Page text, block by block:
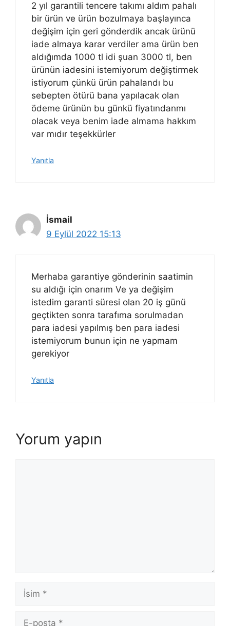
2 yıl garantili tencere takımı aldım pahalı
bir ürün ve ürün bozulmaya başlayınca
değişim için geri gönderdik ancak ürünü
iade almaya karar verdiler ama ürün ben
aldığımda 1000 tl idi şuan 3000 tl, ben
ürünün iadesini istemiyorum değiştirmek
istiyorum çünkü ürün pahalandı bu
sebepten ötürü bana yapılacak olan
ödeme ürünün bu günkü fiyatındanmı
olacak veya benim iade almama hakkım
var mıdır teşekkürler
Yanıtla
İsmail
9 Eylül 2022 15:13
Merhaba garantiye gönderinin saatimin
su aldığı için onarım Ve ya değişim
istedim garanti süresi olan 20 iş günü
geçtikten sonra tarafıma sorulmadan
para iadesi yapılmış ben para iadesi
istemiyorum bunun için ne yapmam
gerekiyor
Yanıtla
Yorum yapın
İsim